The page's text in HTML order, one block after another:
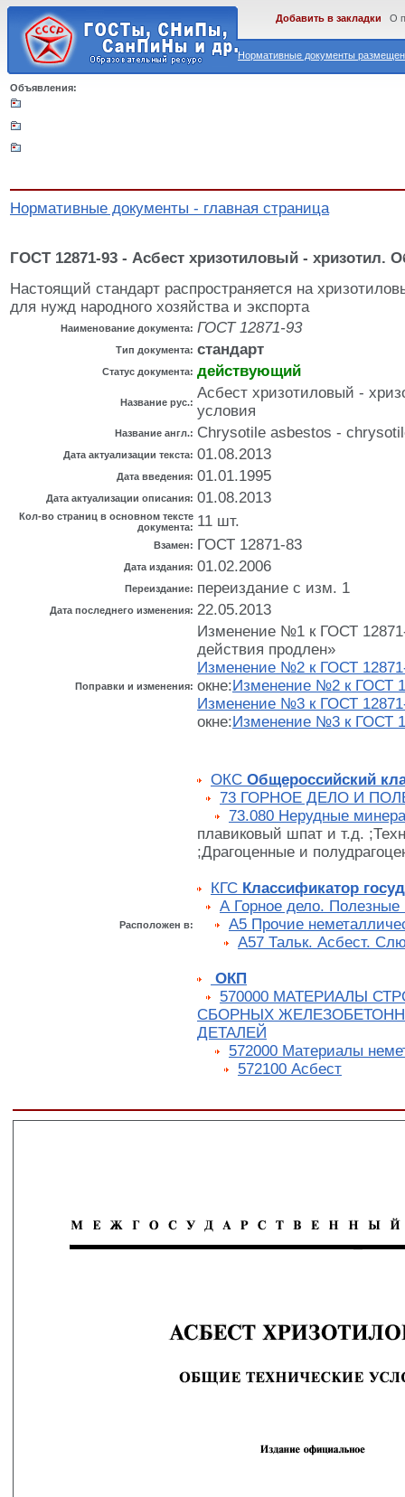
Нормативные документы
Добавить в закладки О
Объявления:
Нормативные документы - главная страница
ГОСТ 12871-93 - Асбест хризотиловый - хризотил.
Настоящий стандарт распространяется на
для нужд народного хозяйства и экспорта
Наименование документа: ГОСТ 12871-93
Тип документа: стандарт
Статус документа: действующий
Название рус.:
Асбест хризотиловый -
условия
Название англ.: Chrysotile asbestos -
Дата актуализации текста: 01.08.2013
Дата введения: 01.01.1995
Дата актуализации описания: 01.08.2013
Кол-во страниц в основном тексте
документа: 11 шт.
Взамен: ГОСТ 12871-83
Дата издания: 01.02.2006
Переиздание: переиздание с изм. 1
Дата последнего изменения: 22.05.2013
Поправки и изменения:
Изменение №1 к ГОСТ
действия продлен»
Изменение №2 к ГОСТ
окне:Изменение №2 к ГОСТ
Изменение №3 к ГОСТ
окне:Изменение №3 к ГОСТ
Расположен в:
ОКС Общероссийский
73 ГОРНОЕ ДЕЛО И
73.080 Нерудные
плавиковый шпат и т.д.
;Драгоценные и
КГС Классификатор
А Горное дело. Полезные
А5 Прочие
А57 Тальк. Асбест.
ОКП
570000 МАТЕРИАЛЫ
СБОРНЫХ
ДЕТАЛЕЙ
572000 Материалы
572100 Асбест